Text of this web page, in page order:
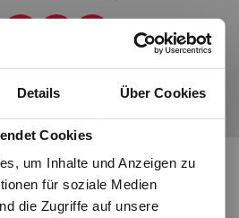
Details Über Cookies
Cookies
um Inhalte und Anzeigen zu
für soziale Medien
die Zugriffe auf unsere